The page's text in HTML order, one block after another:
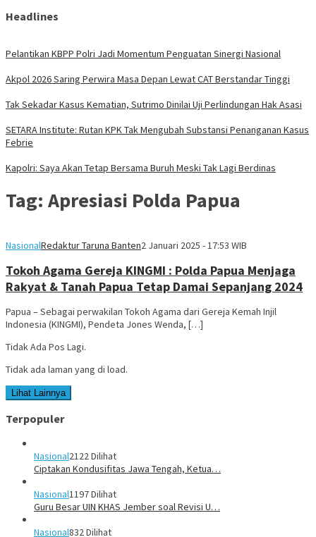
Headlines
Pelantikan KBPP Polri Jadi Momentum Penguatan Sinergi Nasional
Akpol 2026 Saring Perwira Masa Depan Lewat CAT Berstandar Tinggi
Tak Sekadar Kasus Kematian, Sutrimo Dinilai Uji Perlindungan Hak Asasi
SETARA Institute: Rutan KPK Tak Mengubah Substansi Penanganan Kasus
Febrie
Kapolri: Saya Akan Tetap Bersama Buruh Meski Tak Lagi Berdinas
Tag: Apresiasi Polda Papua
NasionalRedaktur Taruna Banten2 Januari 2025 - 17:53 WIB
Tokoh Agama Gereja KINGMI : Polda Papua Menjaga
Rakyat & Tanah Papua Tetap Damai Sepanjang 2024
Papua – Sebagai perwakilan Tokoh Agama dari Gereja Kemah Injil
Indonesia (KINGMI), Pendeta Jones Wenda, […]
Tidak Ada Pos Lagi.
Tidak ada laman yang di load.
Lihat Lainnya
Terpopuler
Nasional2122 Dilihat
Ciptakan Kondusifitas Jawa Tengah, Ketua…
Nasional1197 Dilihat
Guru Besar UIN KHAS Jember soal Revisi U…
Nasional832 Dilihat